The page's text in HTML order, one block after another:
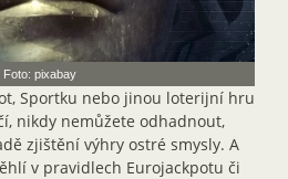
Foto: pixabay
Sportku nebo jinou loterijní hru
nikdy nemůžete odhadnout,
zjištění výhry ostré smysly. A
v pravidlech Eurojackpotu či